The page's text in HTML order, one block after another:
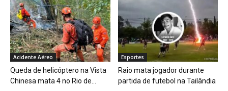
Acidente Aéreo
Queda de helicóptero na Vista
Chinesa mata 4 no Rio de...
Esportes
Raio mata jogador durante
partida de futebol na Tailândia